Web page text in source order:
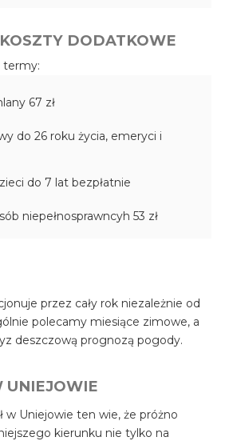
DODATKOWE
termy:
67 zł
do 26 roku życia, emeryci i
do 7 lat bezpłatnie
niepełnosprawncyh 53 zł
przez cały rok niezależnie od
polecamy miesiące zimowe, a
deszczową prognozą pogody.
UNIEJOWIE
w Uniejowie ten wie, że próżno
kierunku nie tylko na